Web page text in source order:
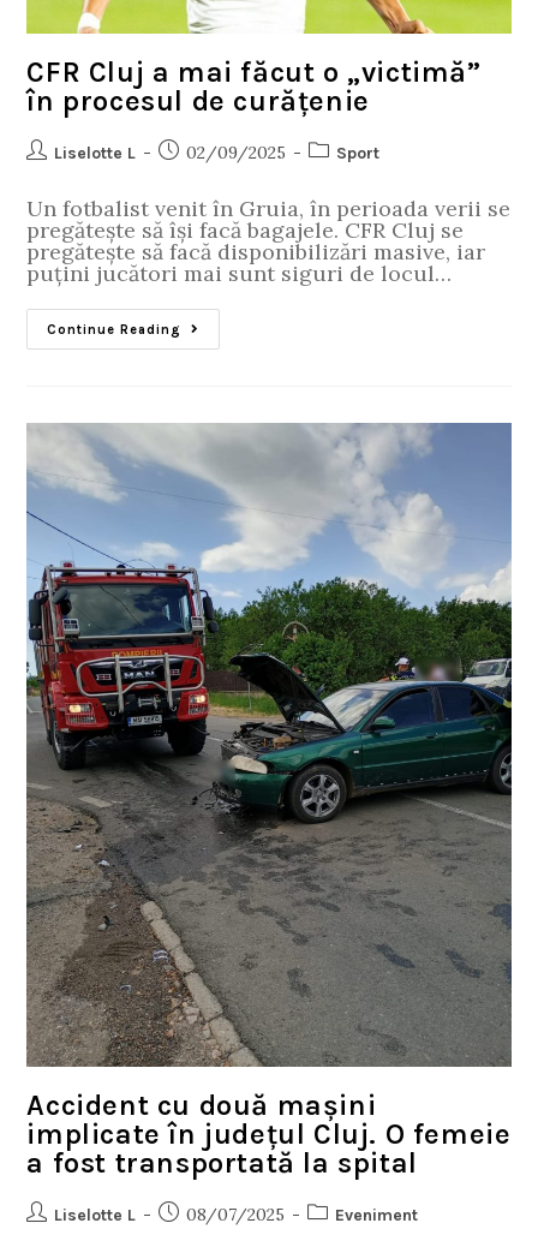
CFR Cluj a mai făcut o „victimă”
în procesul de curățenie
Liselotte L 02/09/2025 Sport
Un fotbalist venit în Gruia, în perioada verii se
pregătește să își facă bagajele. CFR Cluj se
pregătește să facă disponibilizări masive, iar
puțini jucători mai sunt siguri de locul…
Continue Reading
Accident cu două mașini
implicate în județul Cluj. O femeie
a fost transportată la spital
Liselotte L 08/07/2025 Eveniment